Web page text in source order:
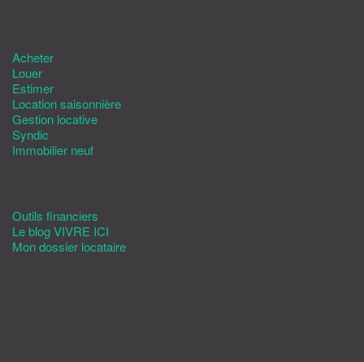
Acheter
Louer
Estimer
Location saisonnière
Gestion locative
Syndic
Immobilier neuf
Outils financiers
Le blog VIVRE ICI
Mon dossier locataire